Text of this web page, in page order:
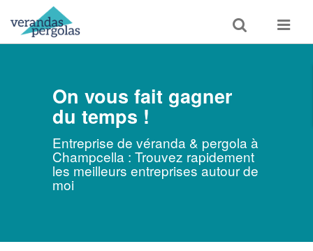
Toggle
search
Toggle
On vous fait gagner
du temps !
Entreprise de véranda & pergola à
Champcella : Trouvez rapidement
les meilleurs entreprises autour de
moi